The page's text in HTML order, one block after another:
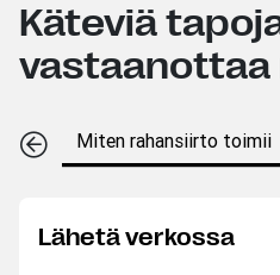
Käteviä
vastaanottaa
Miten rahansiirto toimii
Lähetä verkossa